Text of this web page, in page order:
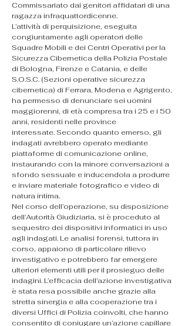
Commissariato dai genitori affidatari di una
ragazza infraquattordicenne.
L’attività di perquisizione, eseguita
congiuntamente agli operatori delle
Squadre Mobili e dei Centri Operativi per la
Sicurezza Cibernetica della Polizia Postale
di Bologna, Firenze e Catania, e delle
S.O.S.C. (Sezioni operative sicurezza
cibernetica) di Ferrara, Modena e Agrigento,
ha permesso di denunciare sei uomini
maggiorenni, di età compresa tra i 25 e i 50
anni, residenti nelle province
interessate. Secondo quanto emerso, gli
indagati avrebbero operato mediante
piattaforme di comunicazione online,
instaurando con la minore conversazioni a
sfondo sessuale e inducendola a produrre
e inviare materiale fotografico e video di
natura intima.
Nel corso dell’operazione, su disposizione
dell’Autorità Giudiziaria, si è proceduto al
sequestro dei dispositivi informatici in uso
agli indagati. Le analisi forensi, tuttora in
corso, appaiono di particolare rilievo
investigativo e potrebbero far emergere
ulteriori elementi utili per il prosieguo delle
indagini. L’efficacia dell’azione investigativa
è stata resa possibile anche grazie alla
stretta sinergia e alla cooperazione tra i
diversi Uffici di Polizia coinvolti, che hanno
consentito di coniugare un’azione capillare